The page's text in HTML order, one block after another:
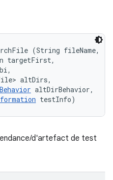
(String fileName,
targetFirst,
altDirs,
altDirBehavior,
testInfo)
d'artefact de test